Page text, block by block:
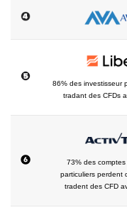
86% des investisseur
tradant des CFDs
73% des
particuliers perdent
tradent des CFD